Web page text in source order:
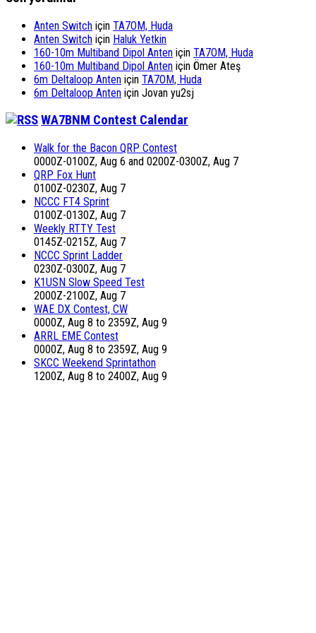
Anten Switch için TA7OM, Huda
Anten Switch için Haluk Yetkin
160-10m Multiband Dipol Anten için TA7OM, Huda
160-10m Multiband Dipol Anten için Ömer Ateş
6m Deltaloop Anten için TA7OM, Huda
6m Deltaloop Anten için Jovan yu2sj
WA7BNM Contest Calendar
Walk for the Bacon QRP Contest
0000Z-0100Z, Aug 6 and 0200Z-0300Z, Aug 7
QRP Fox Hunt
0100Z-0230Z, Aug 7
NCCC FT4 Sprint
0100Z-0130Z, Aug 7
Weekly RTTY Test
0145Z-0215Z, Aug 7
NCCC Sprint Ladder
0230Z-0300Z, Aug 7
K1USN Slow Speed Test
2000Z-2100Z, Aug 7
WAE DX Contest, CW
0000Z, Aug 8 to 2359Z, Aug 9
ARRL EME Contest
0000Z, Aug 8 to 2359Z, Aug 9
SKCC Weekend Sprintathon
1200Z, Aug 8 to 2400Z, Aug 9